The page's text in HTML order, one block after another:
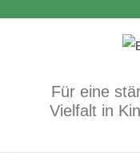
Für eine
Vielfalt in